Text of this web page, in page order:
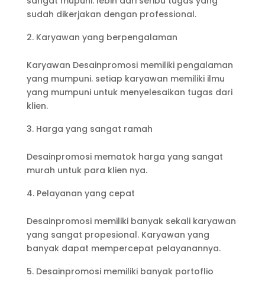
sudah dikerjakan dengan professional.
Karyawan yang berpengalaman
Karyawan Desainpromosi memiliki pengalaman
yang mumpuni. setiap karyawan memiliki ilmu
yang mumpuni untuk menyelesaikan tugas dari
klien.
Harga yang sangat ramah
Desainpromosi mematok harga yang sangat
murah untuk para klien nya.
Pelayanan yang cepat
Desainpromosi memiliki banyak sekali karyawan
yang sangat propesional. Karyawan yang
banyak dapat mempercepat pelayanannya.
Desainpromosi memiliki banyak portoflio